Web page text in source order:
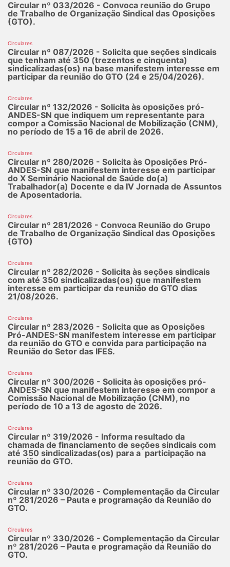
Circular nº 033/2026 - Convoca reunião do Grupo
de Trabalho de Organização Sindical das Oposições
(GTO).
Circulares
Circular nº 087/2026 - Solicita que seções sindicais
que tenham até 350 (trezentos e cinquenta)
sindicalizadas(os) na base manifestem interesse em
participar da reunião do GTO (24 e 25/04/2026).
Circulares
Circular nº 132/2026 - Solicita às oposições pró-
ANDES-SN que indiquem um representante para
compor a Comissão Nacional de Mobilização (CNM),
no período de 15 a 16 de abril de 2026.
Circulares
Circular nº 280/2026 - Solicita às Oposições Pró-
ANDES-SN que manifestem interesse em participar
do X Seminário Nacional de Saúde do(a)
Trabalhador(a) Docente e da IV Jornada de Assuntos
de Aposentadoria.
Circulares
Circular nº 281/2026 - Convoca Reunião do Grupo
de Trabalho de Organização Sindical das Oposições
(GTO)
Circulares
Circular nº 282/2026 - Solicita às seções sindicais
com até 350 sindicalizadas(os) que manifestem
interesse em participar da reunião do GTO dias
21/08/2026.
Circulares
Circular nº 283/2026 - Solicita que as Oposições
Pró-ANDES-SN manifestem interesse em participar
da reunião do GTO e convida para participação na
Reunião do Setor das IFES.
Circulares
Circular nº 300/2026 - Solicita às oposições pró-
ANDES-SN que manifestem interesse em compor a
Comissão Nacional de Mobilização (CNM), no
período de 10 a 13 de agosto de 2026.
Circulares
Circular nº 319/2026 - Informa resultado da
chamada de financiamento de seções sindicais com
até 350 sindicalizadas(os) para a participação na
reunião do GTO.
Circulares
Circular nº 330/2026 - Complementação da Circular
nº 281/2026 – Pauta e programação da Reunião do
GTO.
Circulares
Circular nº 330/2026 - Complementação da Circular
nº 281/2026 – Pauta e programação da Reunião do
GTO.